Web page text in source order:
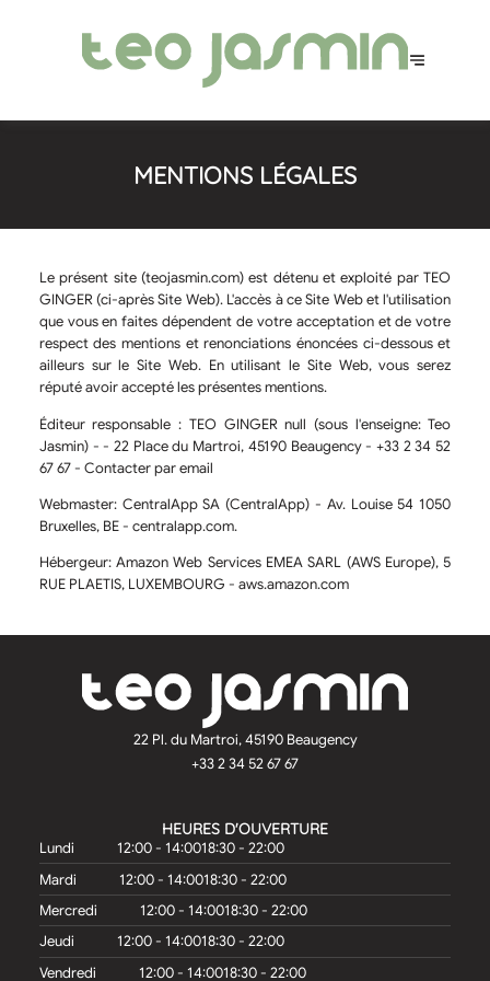
MENTIONS LÉGALES
Le présent site (teojasmin.com) est détenu et exploité par TEO
GINGER (ci-après Site Web). L'accès à ce Site Web et l'utilisation
que vous en faites dépendent de votre acceptation et de votre
respect des mentions et renonciations énoncées ci-dessous et
ailleurs sur le Site Web. En utilisant le Site Web, vous serez
réputé avoir accepté les présentes mentions.
Éditeur responsable : TEO GINGER null (sous l'enseigne: Teo
Jasmin) - - 22 Place du Martroi, 45190 Beaugency - +33 2 34 52
67 67 - Contacter par email
Webmaster: CentralApp SA (CentralApp) - Av. Louise 54 1050
Bruxelles, BE - centralapp.com.
Hébergeur:Amazon Web Services EMEA SARL (AWS Europe), 5
RUE PLAETIS, LUXEMBOURG - aws.amazon.com
22 Pl. du Martroi, 45190 Beaugency
+33 2 34 52 67 67
HEURES D'OUVERTURE
Lundi
12:00 - 14:0018:30 - 22:00
Mardi
12:00 - 14:0018:30 - 22:00
Mercredi
12:00 - 14:0018:30 - 22:00
Jeudi
12:00 - 14:0018:30 - 22:00
Vendredi
12:00 - 14:0018:30 - 22:00